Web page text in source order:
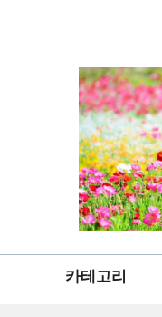
카테고리